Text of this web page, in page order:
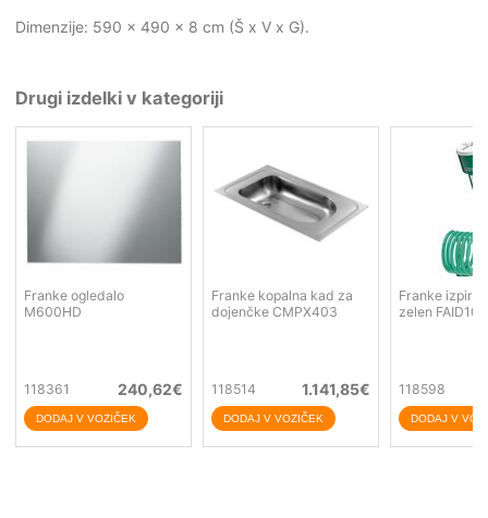
Dimenzije: 590 x 490 x 8 cm (Š x V x G).
Drugi izdelki v kategoriji
Franke ogledalo
M600HD
118361 240,62€
Franke kopalna kad za
dojenčke CMPX403
118514 1.141,85€
Franke
zelen FAID103
118598